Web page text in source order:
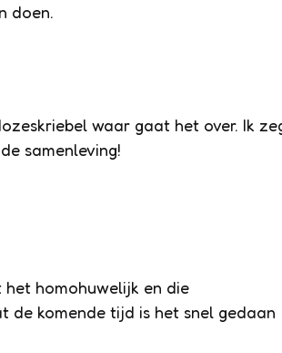
doen.
waar gaat het over. Ik
samenleving!
homohuwelijk en die
komende tijd is het snel gedaan